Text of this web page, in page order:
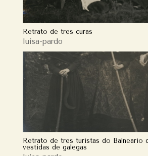
Retrato de tres curas
luisa-pardo
Retrato de tres turistas do Balneario
vestidas de galegas